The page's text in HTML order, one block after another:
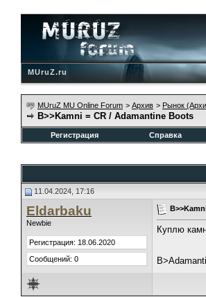
MUruZ.ru
MUruZ MU Online Forum > Архив > Рынок
B>>Kamni = CR / Adamantine Boots
Регистрация Справка
11.04.2024, 17:16
Eldarbaku
Newbie
Регистрация: 18.06.2020
Сообщений: 0
Куплю